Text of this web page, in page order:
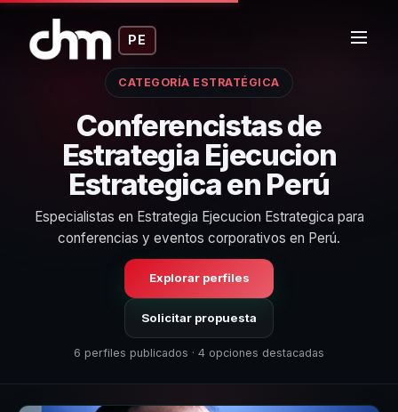
PE
CATEGORÍA ESTRATÉGICA
Conferencistas de
Estrategia Ejecucion
Estrategica en Perú
Especialistas en Estrategia Ejecucion Estrategica para
conferencias y eventos corporativos en Perú.
Explorar perfiles
Solicitar propuesta
6 perfiles publicados · 4 opciones destacadas